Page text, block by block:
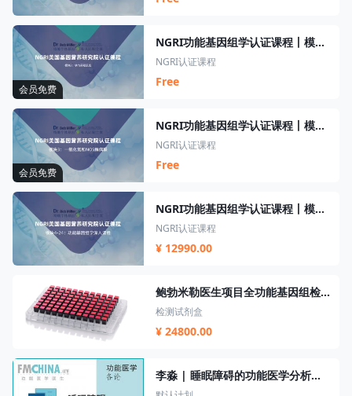
会员免费
NGRI功能基因组学认证课程丨模块2丨铁与芬顿反应
NGRI认证课程
Free
会员免费
NGRI功能基因组学认证课程丨模块3丨一氧化氮和NOS解偶联
NGRI认证课程
Free
NGRI功能基因组学认证课程丨模块4-24
NGRI认证课程
¥ 12990.00
鲍勃米勒医生项目全功能基因组检测套餐
检测试剂盒
¥ 24800.00
李淼 | 睡眠障碍的功能医学分析及辅助干预